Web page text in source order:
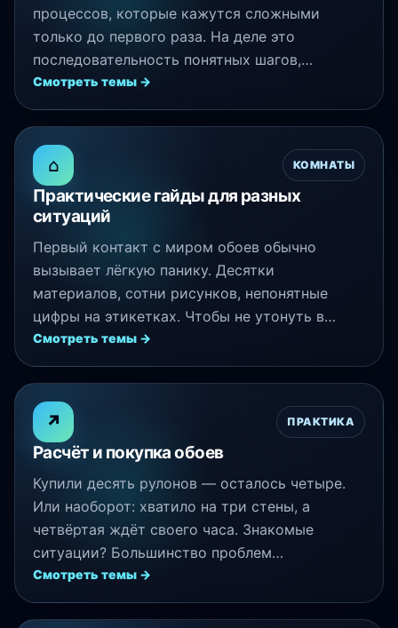
процессов, которые кажутся сложными
только до первого раза. На деле это
последовательность понятных шагов,…
Смотреть темы →
⌂ КОМНАТЫ
Практические гайды для разных
ситуаций
Первый контакт с миром обоев обычно
вызывает лёгкую панику. Десятки
материалов, сотни рисунков, непонятные
цифры на этикетках. Чтобы не утонуть в…
Смотреть темы →
↗ ПРАКТИКА
Расчёт и покупка обоев
Купили десять рулонов — осталось четыре.
Или наоборот: хватило на три стены, а
четвёртая ждёт своего часа. Знакомые
ситуации? Большинство проблем…
Смотреть темы →